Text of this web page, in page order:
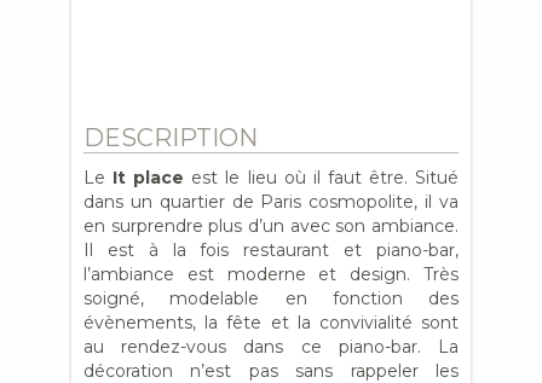
DESCRIPTION
Le It place est le lieu où il faut être. Situé
dans un quartier de Paris cosmopolite, il va
en surprendre plus d’un avec son ambiance.
Il est à la fois restaurant et piano-bar,
l’ambiance est moderne et design. Très
soigné, modelable en fonction des
évènements, la fête et la convivialité sont
au rendez-vous dans ce piano-bar. La
décoration n’est pas sans rappeler les